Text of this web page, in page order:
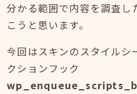
分かる範囲で内容を調査し
こうと思います。
今回はスキンのスタイルシ
クションフック